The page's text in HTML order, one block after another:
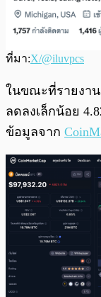
ที่มา:X/@iluvpcs
ในขณะที่รายงาน
ลดลงเล็กน้อย
ข้อมูลจาก